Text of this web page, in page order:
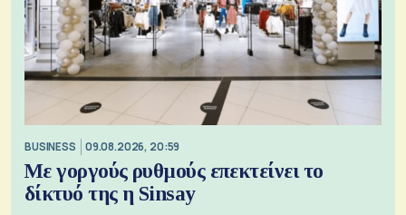
BUSINESS 09.08.2026, 20:59
Με γοργούς ρυθμούς επεκτείνει το
δίκτυό της η Sinsay